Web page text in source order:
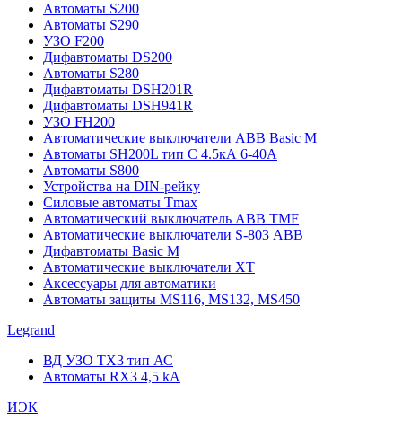
Автоматы S200
Автоматы S290
УЗО F200
Дифавтоматы DS200
Автоматы S280
Дифавтоматы DSH201R
Дифавтоматы DSH941R
УЗО FH200
Автоматические выключатели ABB Basic M
Автоматы SH200L тип С 4.5кА 6-40А
Автоматы S800
Устройства на DIN-рейку
Силовые автоматы Tmax
Автоматический выключатель ABB TMF
Автоматические выключатели S-803 АВВ
Дифавтоматы Basic M
Автоматические выключатели XT
Аксессуары для автоматики
Автоматы защиты MS116, MS132, MS450
Legrand
ВД УЗО TX3 тип АС
Автоматы RX3 4,5 kA
ИЭК